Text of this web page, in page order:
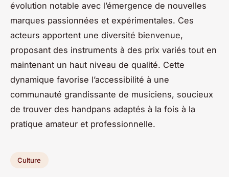
évolution notable avec l’émergence de nouvelles
marques passionnées et expérimentales. Ces
acteurs apportent une diversité bienvenue,
proposant des instruments à des prix variés tout en
maintenant un haut niveau de qualité. Cette
dynamique favorise l’accessibilité à une
communauté grandissante de musiciens, soucieux
de trouver des handpans adaptés à la fois à la
pratique amateur et professionnelle.
Culture